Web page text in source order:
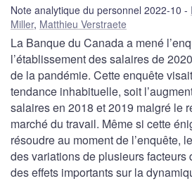
Note analytique du personnel 2022-10
Miller, Matthieu Verstraete
La Banque du Canada a mené
l’établissement des salaires de
de la pandémie. Cette enquête
tendance inhabituelle, soit
salaires en 2018 et 2019 malgré le
marché du travail. Même si cette
résoudre au moment de l’enquête,
des variations de plusieurs facteurs
des effets importants sur la